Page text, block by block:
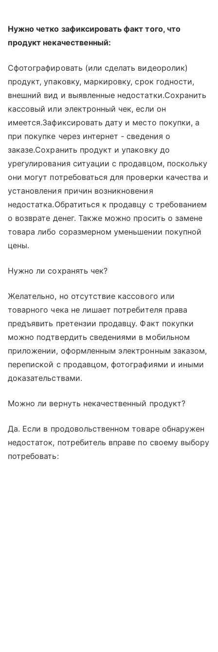
Нужно четко зафиксировать факт того, что
продукт некачественный:
Сфотографировать (или сделать видеоролик)
продукт, упаковку, маркировку, срок годности,
внешний вид и выявленные недостатки.Сохранить
кассовый или электронный чек, если он
имеется.Зафиксировать дату и место покупки, а
при покупке через интернет - сведения о
заказе.Сохранить продукт и упаковку до
урегулирования ситуации с продавцом, поскольку
они могут потребоваться для проверки качества и
установления причин возникновения
недостатка.Обратиться к продавцу с требованием
о возврате денег. Также можно просить о замене
товара либо соразмерном уменьшении покупной
цены.
Нужно ли сохранять чек?
Желательно, но отсутствие кассового или
товарного чека не лишает потребителя права
предъявить претензии продавцу. Факт покупки
можно подтвердить сведениями в мобильном
приложении, оформленным электронным заказом,
перепиской с продавцом, фотографиями и иными
доказательствами.
Можно ли вернуть некачественный продукт?
Да. Если в продовольственном товаре обнаружен
недостаток, потребитель вправе по своему выбору
потребовать: